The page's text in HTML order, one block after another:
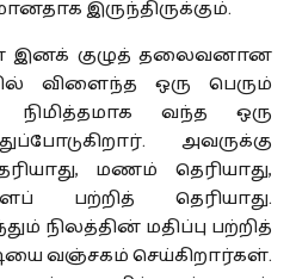
இருந்திருக்கும்.
இனக் குழுத் தலைவனான
விளைந்த ஒரு பெரும்
வந்த ஒரு
அவருக்கு
மணம் தெரியாது,
பற்றித் தெரியாது.
நிலத்தின் மதிப்பு பற்றித்
வஞ்சகம் செய்கிறார்கள்.